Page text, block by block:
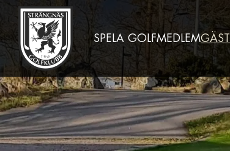
SPELA GOLFMEDLEMGÄST